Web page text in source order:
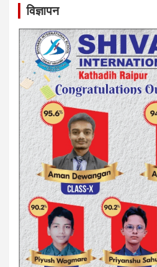
विज्ञापन